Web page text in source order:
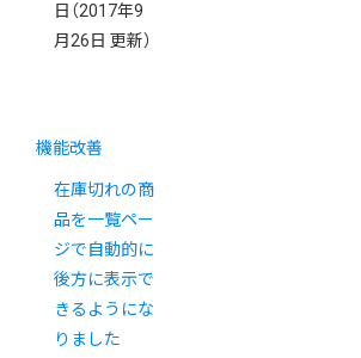
日 （2017年9
月26日 更新）
機能改善
在庫切れの商
品を一覧ペー
ジで自動的に
後方に表示で
きるようにな
りました